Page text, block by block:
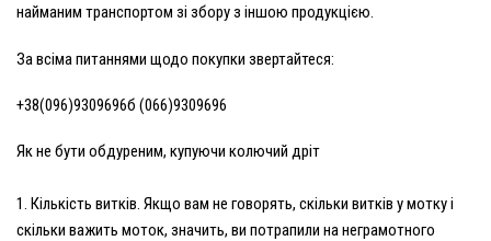
найманим транспортом зі збору з іншою продукцією.
За всіма питаннями щодо покупки звертайтеся:
+38(096)9309696б (066)9309696
Як не бути обдуреним, купуючи колючий дріт
Кількість витків. Якщо вам не говорять, скільки витків у мотку і
скільки важить моток, значить, ви потрапили на неграмотного